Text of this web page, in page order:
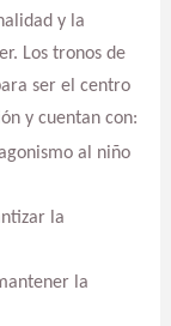
y la
Los tronos de
ser el centro
y cuentan con:
al niño
la
la